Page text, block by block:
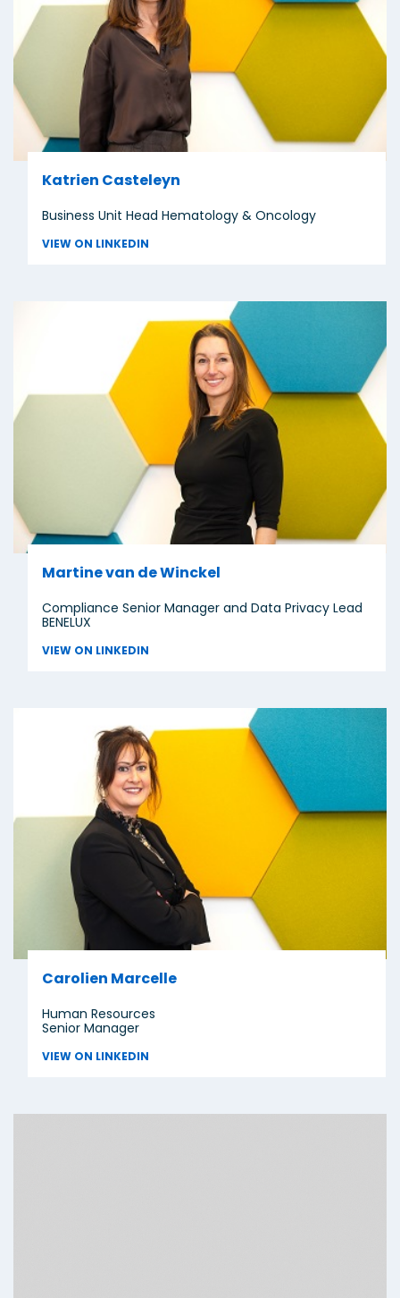
Katrien Casteleyn
Business Unit Head Hematology & Oncology
VIEW ON LINKEDIN
Martine van de Winckel
Compliance Senior Manager and Data Privacy Lead
BENELUX
VIEW ON LINKEDIN
Carolien Marcelle
Human Resources
Senior Manager
VIEW ON LINKEDIN